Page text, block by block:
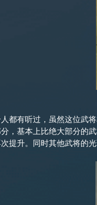
都有听过，虽然这位武
，基本上比绝大部分的
提升。同时其他武将的